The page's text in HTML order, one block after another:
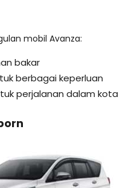
mobil Avanza:
bakar
berbagai keperluan
perjalanan dalam kota